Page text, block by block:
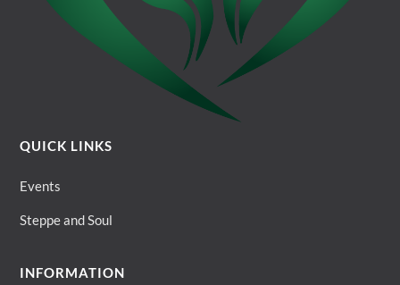
QUICK LINKS
Events
Steppe and Soul
INFORMATION